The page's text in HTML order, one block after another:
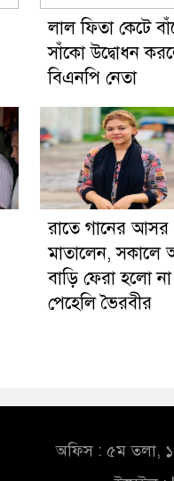
লাল ফিতা কেটে
সাঁকো উদ্বোধন
বিএনপি নেতা
রাতে গানের আসর
মাতালেন, সকালে
বাড়ি ফেরা হলো না
পেহেলি ভৈরবীর
অফিস : ৫ম তলা,